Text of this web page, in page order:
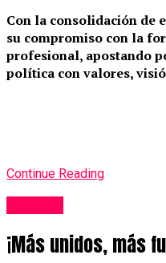
Con la consolidación de
su compromiso con la
profesional, apostando
política con valores,
Continue Reading
¡Más unidos, más